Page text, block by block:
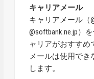
キャリアメール
キャリアメール（
@softbank.ne.jp）
ャリアがおすすめ
メールは使用でき
します。